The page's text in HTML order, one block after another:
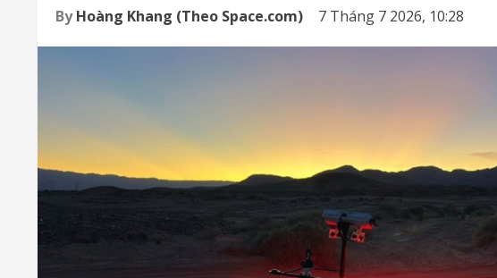
ByHoàng Khang (Theo Space.com) 7 Tháng 7 2026, 10:28